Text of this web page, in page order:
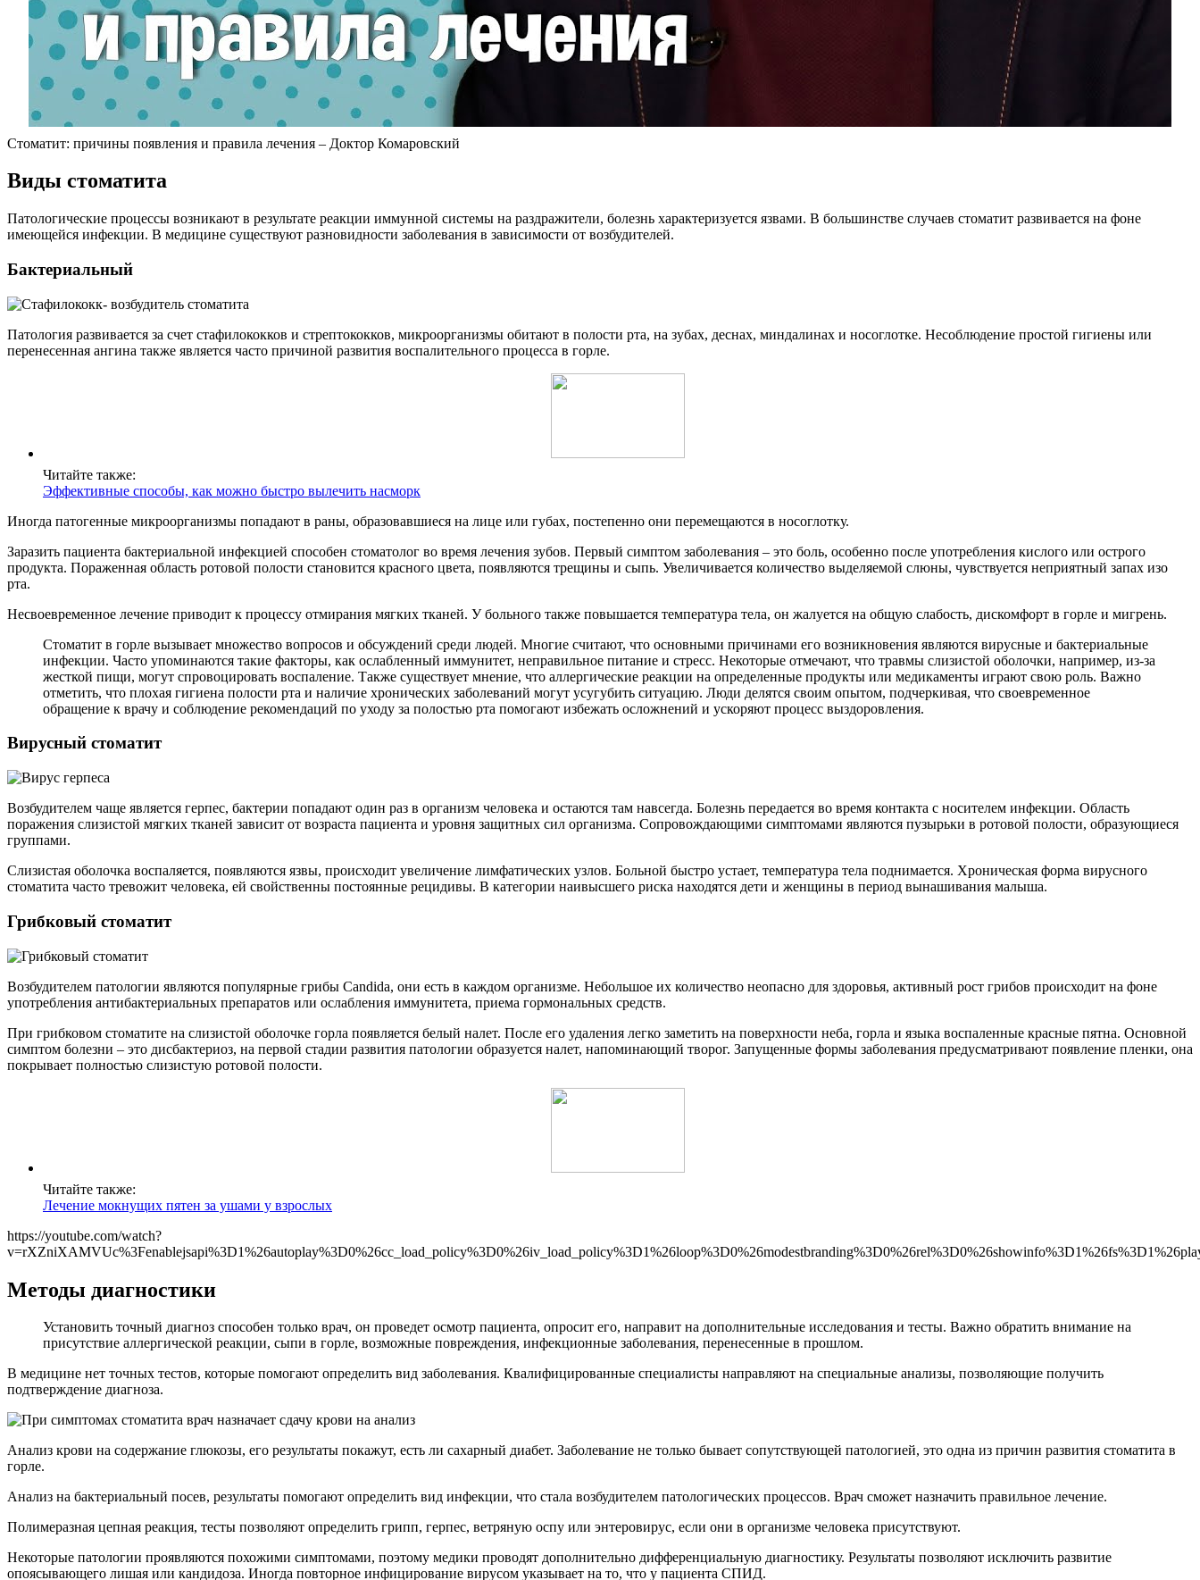
Стоматит: причины появления и правила лечения – Доктор Комаровский
Виды стоматита
Патологические процессы возникают в результате реакции иммунной системы на раздражители, болезнь характеризуется язвами. В большинстве случаев стоматит развивается на фоне
имеющейся инфекции. В медицине существуют разновидности заболевания в зависимости от возбудителей.
Бактериальный
Патология развивается за счет стафилококков и стрептококков, микроорганизмы обитают в полости рта, на зубах, деснах, миндалинах и носоглотке. Несоблюдение простой гигиены или
перенесенная ангина также является часто причиной развития воспалительного процесса в горле.
Читайте также:
Эффективные способы, как можно быстро вылечить насморк
Иногда патогенные микроорганизмы попадают в раны, образовавшиеся на лице или губах, постепенно они перемещаются в носоглотку.
Заразить пациента бактериальной инфекцией способен стоматолог во время лечения зубов. Первый симптом заболевания – это боль, особенно после употребления кислого или острого
продукта. Пораженная область ротовой полости становится красного цвета, появляются трещины и сыпь. Увеличивается количество выделяемой слюны, чувствуется неприятный запах изо
рта.
Несвоевременное лечение приводит к процессу отмирания мягких тканей. У больного также повышается температура тела, он жалуется на общую слабость, дискомфорт в горле и мигрень.
Стоматит в горле вызывает множество вопросов и обсуждений среди людей. Многие считают, что основными причинами его возникновения являются вирусные и бактериальные
инфекции. Часто упоминаются такие факторы, как ослабленный иммунитет, неправильное питание и стресс. Некоторые отмечают, что травмы слизистой оболочки, например, из-за
жесткой пищи, могут спровоцировать воспаление. Также существует мнение, что аллергические реакции на определенные продукты или медикаменты играют свою роль. Важно
отметить, что плохая гигиена полости рта и наличие хронических заболеваний могут усугубить ситуацию. Люди делятся своим опытом, подчеркивая, что своевременное
обращение к врачу и соблюдение рекомендаций по уходу за полостью рта помогают избежать осложнений и ускоряют процесс выздоровления.
Вирусный стоматит
Возбудителем чаще является герпес, бактерии попадают один раз в организм человека и остаются там навсегда. Болезнь передается во время контакта с носителем инфекции. Область
поражения слизистой мягких тканей зависит от возраста пациента и уровня защитных сил организма. Сопровождающими симптомами являются пузырьки в ротовой полости, образующиеся
группами.
Слизистая оболочка воспаляется, появляются язвы, происходит увеличение лимфатических узлов. Больной быстро устает, температура тела поднимается. Хроническая форма вирусного
стоматита часто тревожит человека, ей свойственны постоянные рецидивы. В категории наивысшего риска находятся дети и женщины в период вынашивания малыша.
Грибковый стоматит
Возбудителем патологии являются популярные грибы Candida, они есть в каждом организме. Небольшое их количество неопасно для здоровья, активный рост грибов происходит на фоне
употребления антибактериальных препаратов или ослабления иммунитета, приема гормональных средств.
При грибковом стоматите на слизистой оболочке горла появляется белый налет. После его удаления легко заметить на поверхности неба, горла и языка воспаленные красные пятна. Основной
симптом болезни – это дисбактериоз, на первой стадии развития патологии образуется налет, напоминающий творог. Запущенные формы заболевания предусматривают появление пленки, она
покрывает полностью слизистую ротовой полости.
Читайте также:
Лечение мокнущих пятен за ушами у взрослых
https://youtube.com/watch?
Методы диагностики
Установить точный диагноз способен только врач, он проведет осмотр пациента, опросит его, направит на дополнительные исследования и тесты. Важно обратить внимание на
присутствие аллергической реакции, сыпи в горле, возможные повреждения, инфекционные заболевания, перенесенные в прошлом.
В медицине нет точных тестов, которые помогают определить вид заболевания. Квалифицированные специалисты направляют на специальные анализы, позволяющие получить
подтверждение диагноза.
Анализ крови на содержание глюкозы, его результаты покажут, есть ли сахарный диабет. Заболевание не только бывает сопутствующей патологией, это одна из причин развития стоматита в
горле.
Анализ на бактериальный посев, результаты помогают определить вид инфекции, что стала возбудителем патологических процессов. Врач сможет назначить правильное лечение.
Полимеразная цепная реакция, тесты позволяют определить грипп, герпес, ветряную оспу или энтеровирус, если они в организме человека присутствуют.
Некоторые патологии проявляются похожими симптомами, поэтому медики проводят дополнительно дифференциальную диагностику. Результаты позволяют исключить развитие
опоясывающего лишая или кандидоза. Иногда повторное инфицирование вирусом указывает на то, что у пациента СПИД.